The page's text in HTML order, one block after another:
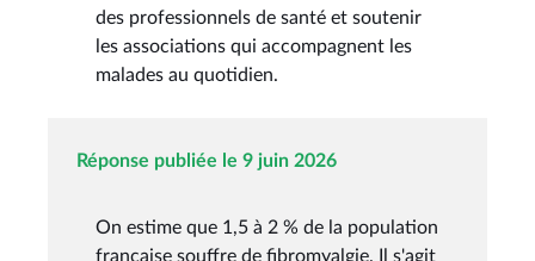
des professionnels de santé et soutenir
les associations qui accompagnent les
malades au quotidien.
Réponse publiée le 9 juin 2026
On estime que 1,5 à 2 % de la population
française souffre de fibromyalgie. Il s'agit